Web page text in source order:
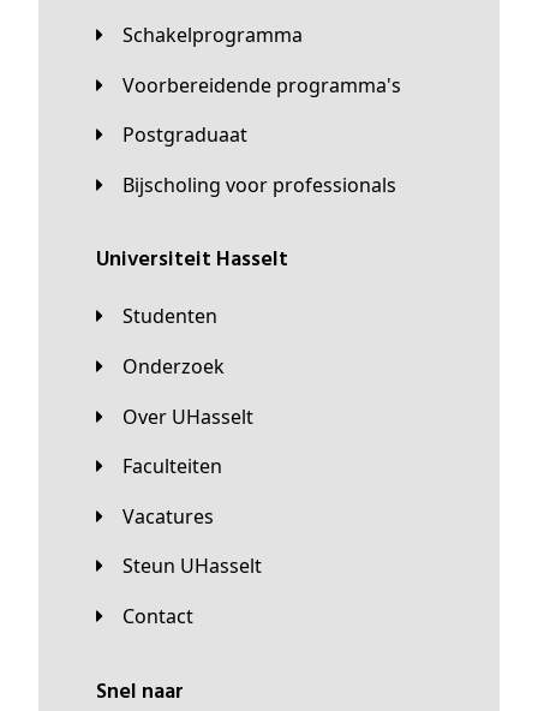
Schakelprogramma
Voorbereidende programma's
Postgraduaat
Bijscholing voor professionals
universiteit Hasselt
Studenten
Onderzoek
Over UHasselt
Faculteiten
Vacatures
Steun UHasselt
Contact
Snel naar